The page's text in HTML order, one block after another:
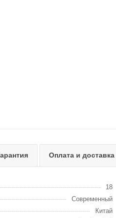
Оплата и доставка
18
Современный
Китай